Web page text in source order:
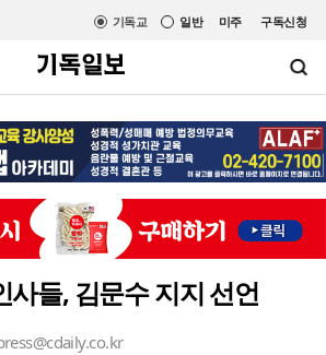
미주 구독신청
일반
기독교
사들, 김문수 지지 선언